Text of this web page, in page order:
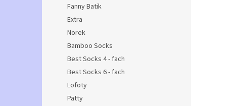
Fanny Batik
Extra
Norek
Bamboo Socks
Best Socks 4 - fach
Best Socks 6 - fach
Lofoty
Patty